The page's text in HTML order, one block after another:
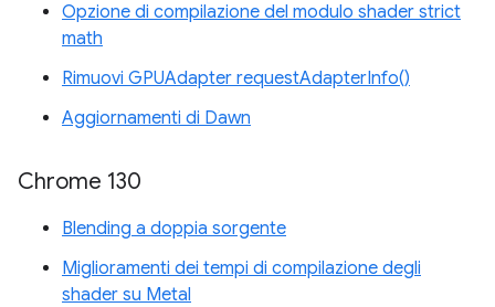
Opzione di compilazione del modulo shader strict
math
Rimuovi GPUAdapter requestAdapterInfo()
Aggiornamenti di Dawn
Chrome 130
Blending a doppia sorgente
Miglioramenti dei tempi di compilazione degli
shader su Metal